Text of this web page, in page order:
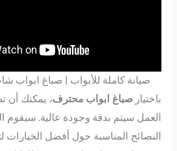
صيانة كاملة للأبواب | صباغ ابواب شاطر |
باختيارصباغ ابواب محترف، يمكنك أن
العمل سيتم بدقة وجودة عالية. سيقوم
النصائح المناسبة حول أفضل الخيارات